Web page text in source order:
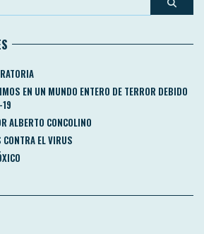
EN UN MUNDO ENTERO DE TERROR DEBIDO
ALBERTO CONCOLINO
CONTRA EL VIRUS